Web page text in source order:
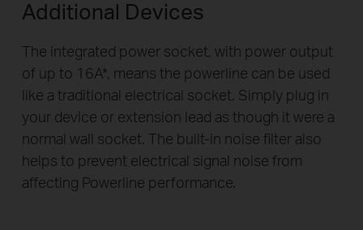
Additional Devices
The integrated power socket, with power output
of up to 16A*, means the powerline can be used
like a traditional electrical socket. Simply plug in
your device or extension lead as though it were a
normal wall socket. The built-in noise filter also
helps to prevent electrical signal noise from
affecting Powerline performance.